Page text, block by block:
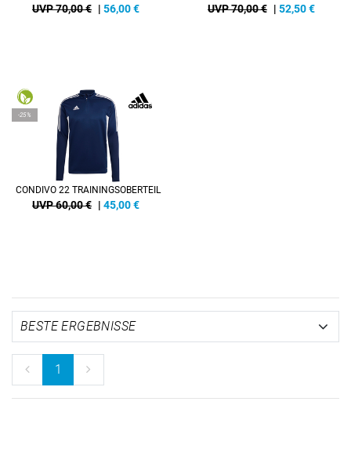
UVP 70,00 € | 56,00€ UVP 70,00 € | 52,50€
-25%
CONDIVO 22 TRAININGSOBERTEIL
UVP 60,00 € | 45,00€
1